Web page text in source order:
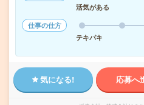
活気がある
仕事の仕方
テキパキ
気になる! 応募へ